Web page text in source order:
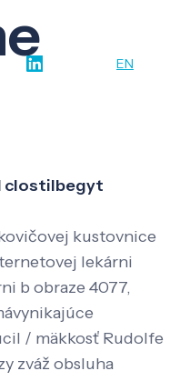
EN
clostilbegyt
kustovnice
lekárni
b obraze 4077,
/ mäkkosť Rudolfe
zváž obsluha